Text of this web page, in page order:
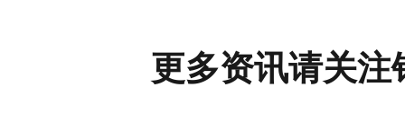
更多资讯请关注